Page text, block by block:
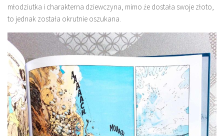
młodziutka i charakterna dziewczyna, mimo że dostała swoje złoto,
to jednak została okrutnie oszukana.